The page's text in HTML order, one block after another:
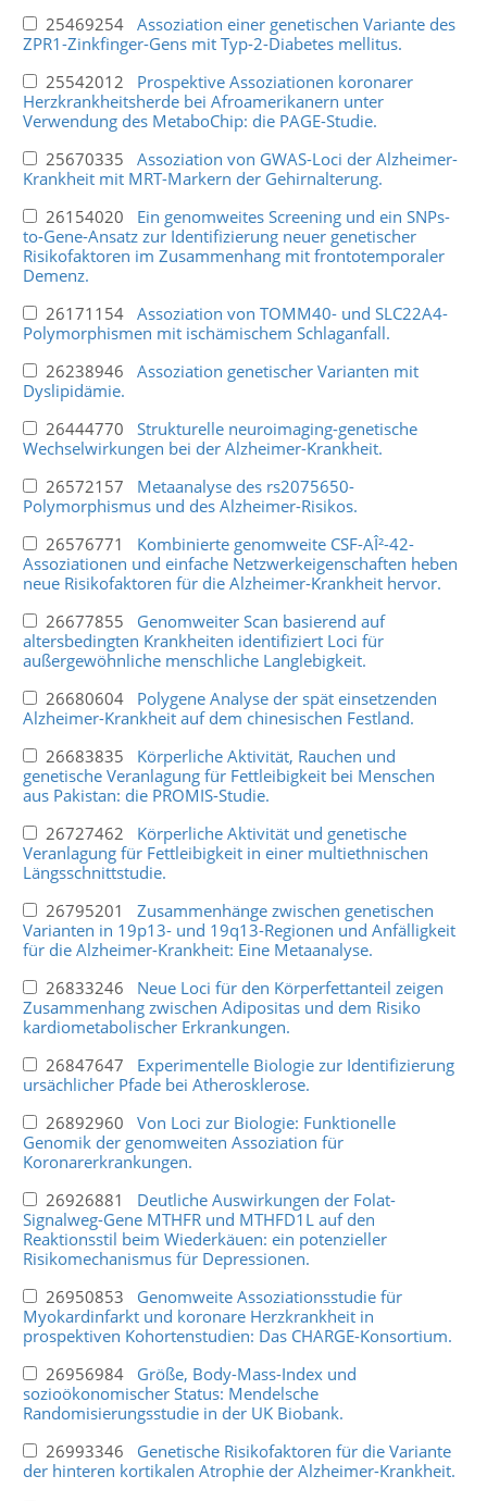
25469254 Assoziation einer genetischen Variante des
ZPR1-Zinkfinger-Gens mit Typ-2-Diabetes mellitus.
25542012 Prospektive Assoziationen koronarer
Herzkrankheitsherde bei Afroamerikanern unter
Verwendung des MetaboChip: die PAGE-Studie.
25670335 Assoziation von GWAS-Loci der Alzheimer-
Krankheit mit MRT-Markern der Gehirnalterung.
26154020 Ein genomweites Screening und ein SNPs-
to-Gene-Ansatz zur Identifizierung neuer genetischer
Risikofaktoren im Zusammenhang mit frontotemporaler
Demenz.
26171154 Assoziation von TOMM40- und SLC22A4-
Polymorphismen mit ischämischem Schlaganfall.
26238946 Assoziation genetischer Varianten mit
Dyslipidämie.
26444770 Strukturelle neuroimaging-genetische
Wechselwirkungen bei der Alzheimer-Krankheit.
26572157 Metaanalyse des rs2075650-
Polymorphismus und des Alzheimer-Risikos.
26576771 Kombinierte genomweite CSF-AÎ²-42-
Assoziationen und einfache Netzwerkeigenschaften heben
neue Risikofaktoren für die Alzheimer-Krankheit hervor.
26677855 Genomweiter Scan basierend auf
altersbedingten Krankheiten identifiziert Loci für
außergewöhnliche menschliche Langlebigkeit.
26680604 Polygene Analyse der spät einsetzenden
Alzheimer-Krankheit auf dem chinesischen Festland.
26683835 Körperliche Aktivität, Rauchen und
genetische Veranlagung für Fettleibigkeit bei Menschen
aus Pakistan: die PROMIS-Studie.
26727462 Körperliche Aktivität und genetische
Veranlagung für Fettleibigkeit in einer multiethnischen
Längsschnittstudie.
26795201 Zusammenhänge zwischen genetischen
Varianten in 19p13- und 19q13-Regionen und Anfälligkeit
für die Alzheimer-Krankheit: Eine Metaanalyse.
26833246 Neue Loci für den Körperfettanteil zeigen
Zusammenhang zwischen Adipositas und dem Risiko
kardiometabolischer Erkrankungen.
26847647 Experimentelle Biologie zur Identifizierung
ursächlicher Pfade bei Atherosklerose.
26892960 Von Loci zur Biologie: Funktionelle
Genomik der genomweiten Assoziation für
Koronarerkrankungen.
26926881 Deutliche Auswirkungen der Folat-
Signalweg-Gene MTHFR und MTHFD1L auf den
Reaktionsstil beim Wiederkäuen: ein potenzieller
Risikomechanismus für Depressionen.
26950853 Genomweite Assoziationsstudie für
Myokardinfarkt und koronare Herzkrankheit in
prospektiven Kohortenstudien: Das CHARGE-Konsortium.
26956984 Größe, Body-Mass-Index und
sozioökonomischer Status: Mendelsche
Randomisierungsstudie in der UK Biobank.
26993346 Genetische Risikofaktoren für die Variante
der hinteren kortikalen Atrophie der Alzheimer-Krankheit.